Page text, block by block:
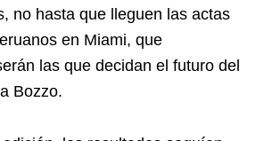
no hasta que lleguen las actas
en Miami, que
las que decidan el futuro del
Bozzo.